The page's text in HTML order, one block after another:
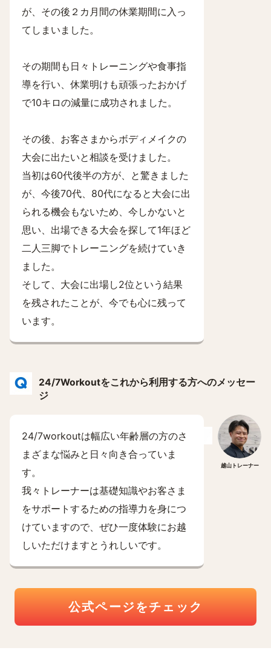
が、その後２カ月間の休業期間に入っ
てしまいました。
その期間も日々トレーニングや食事指
導を行い、休業明けも頑張ったおかげ
で10キロの減量に成功されました。
その後、お客さまからボディメイクの
大会に出たいと相談を受けました。
当初は60代後半の方が、と驚きました
が、今後70代、80代になると大会に出
られる機会もないため、今しかないと
思い、出場できる大会を探して1年ほど
二人三脚でトレーニングを続けていき
ました。
そして、大会に出場し2位という結果
を残されたことが、今でも心に残って
います。
24/7Workoutをこれから利用する方へのメッセー
ジ
越山トレーナー
24/7workoutは幅広い年齢層の方のさ
まざまな悩みと日々向き合っていま
す。
我々トレーナーは基礎知識やお客さま
をサポートするための指導力を身につ
けていますので、ぜひ一度体験にお越
しいただけますとうれしいです。
公式ページをチェック